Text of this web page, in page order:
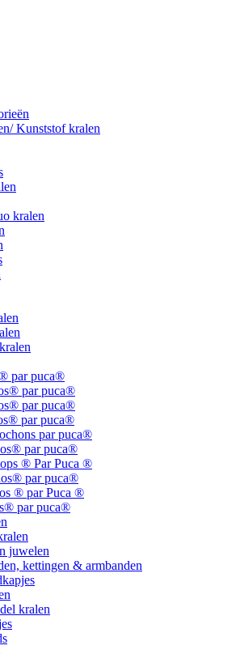
Kunststof kralen
kralen
par puca®
par puca®
par puca®
par puca®
par puca®
par puca®
® Par Puca ®
par puca®
® par Puca ®
par puca®
juwelen
kettingen & armbanden
kralen